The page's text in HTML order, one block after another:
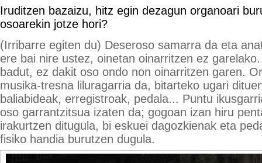
Iruditzen bazaizu, hitz egin dezagun organoari
osoarekin jotze hori?
(Irribarre egiten du) Deseroso samarra da eta
ere bai nire ustez, oinetan oinarritzen ez
badut, ez dakit oso ondo non oinarritzen garen.
musika-tresna liluragarria da, bitarteko ugari
baliabideak, erregistroak, pedala... Puntu
oso garrantzitsua izaten da; gogoan izan hiru
irakurtzen ditugula, bi eskuei dagozkienak eta
fisiko handia burutzen dugula.